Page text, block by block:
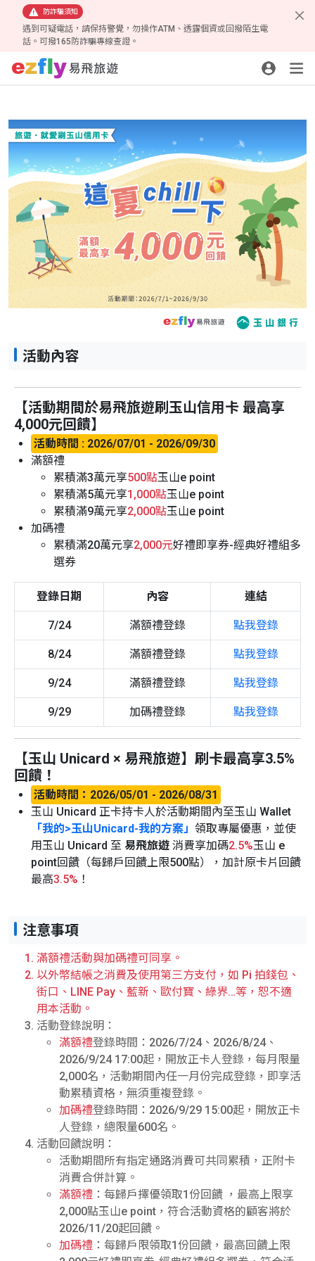
防詐騙須知
遇到可疑電話，請保持警覺，勿操作ATM、透露個資或回撥陌生電
話。可撥165防詐騙專線查證。
活動內容
【活動期間於易飛旅遊刷玉山信用卡 最高享
4,000元回饋】
活動時間 : 2026/07/01 - 2026/09/30
滿額禮
累積滿3萬元享500點玉山e point
累積滿5萬元享1,000點玉山e point
累積滿9萬元享2,000點玉山e point
加碼禮
累積滿20萬元享2,000元好禮即享券-經典好禮組多
選券
登錄日期 內容 連結
7/24 滿額禮登錄 點我登錄
8/24 滿額禮登錄 點我登錄
9/24 滿額禮登錄 點我登錄
9/29 加碼禮登錄 點我登錄
【玉山 Unicard × 易飛旅遊】刷卡最高享3.5%
回饋！
活動時間：2026/05/01 - 2026/08/31
玉山 Unicard 正卡持卡人於活動期間內至玉山 Wallet
「我的>玉山Unicard-我的方案」 領取專屬優惠，並使
用玉山 Unicard 至 易飛旅遊 消費享加碼2.5%玉山 e
point回饋（每歸戶回饋上限500點），加計原卡片回饋
最高3.5% ！
注意事項
滿額禮活動與加碼禮可同享。
以外幣結帳之消費及使用第三方支付，如 Pi 拍錢包、
街口、LINE Pay、藍新、歐付寶、綠界…等，恕不適
用本活動。
活動登錄說明：
滿額禮登錄時間：2026/7/24、2026/8/24、
2026/9/24 17:00起，開放正卡人登錄，每月限量
2,000名，活動期間內任一月份完成登錄，即享活
動累積資格，無須重複登錄。
加碼禮登錄時間：2026/9/29 15:00起，開放正卡
人登錄，總限量600名。
活動回饋說明：
活動期間所有指定通路消費可共同累積，正附卡
消費合併計算。
滿額禮 ：每歸戶擇優領取1份回饋 ，最高上限享
2,000點玉山e point，符合活動資格的顧客將於
2026/11/20起回饋。
加碼禮 ：每歸戶限領取1份回饋，最高回饋上限